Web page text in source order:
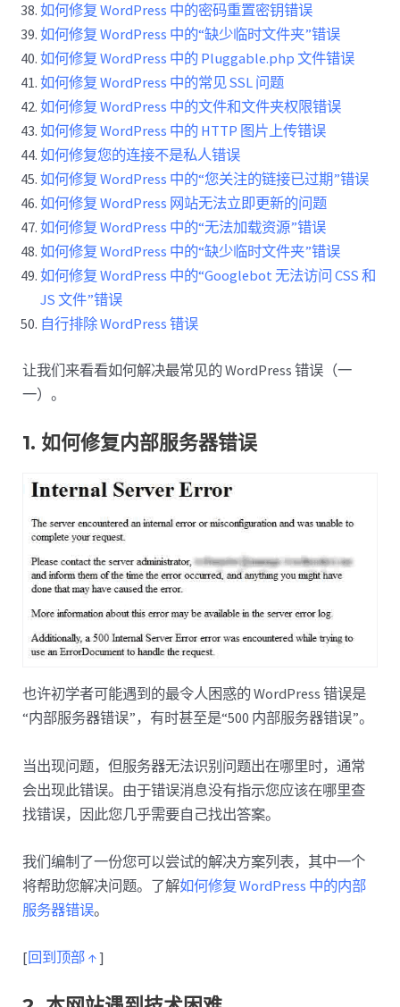
如何修复 WordPress 中的密码重置密钥错误
如何修复 WordPress 中的“缺少临时文件夹”错误
如何修复 WordPress 中的 Pluggable.php 文件错误
如何修复 WordPress 中的常见 SSL 问题
如何修复 WordPress 中的文件和文件夹权限错误
如何修复 WordPress 中的 HTTP 图片上传错误
如何修复您的连接不是私人错误
如何修复 WordPress 中的“您关注的链接已过期”错误
如何修复 WordPress 网站无法立即更新的问题
如何修复 WordPress 中的“无法加载资源”错误
如何修复 WordPress 中的“缺少临时文件夹”错误
如何修复 WordPress 中的“Googlebot 无法访问 CSS 和
JS 文件”错误
自行排除 WordPress 错误
让我们来看看如何解决最常见的 WordPress 错误（一
一）。
1. 如何修复内部服务器错误
也许初学者可能遇到的最令人困惑的 WordPress 错误是
“内部服务器错误”，有时甚至是“500 内部服务器错误”。
当出现问题，但服务器无法识别问题出在哪里时，通常
会出现此错误。由于错误消息没有指示您应该在哪里查
找错误，因此您几乎需要自己找出答案。
我们编制了一份您可以尝试的解决方案列表，其中一个
将帮助您解决问题。了解如何修复 WordPress 中的内部
服务器错误。
[回到顶部 ↑]